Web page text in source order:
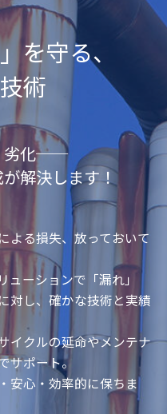
平常通り業務
お慶び申し
り、心より
が、弊社で
うに予定さ
することと
すようお願
27日
）
を守る、
術
劣化──
解決します！
よる損失、放っておいて
ーションで「漏れ」
対し、確かな技術と実績
イクルの延命やメンテナ
サポート。
安心・効率的に保ちま